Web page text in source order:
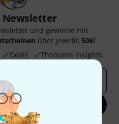
Newsletter
und gewinne mit
über jeweils 50€!
Deals Thomann Insights